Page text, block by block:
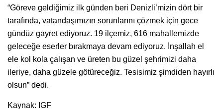
“Göreve geldiğimiz ilk günden beri Denizli’mizin dört bir
tarafında, vatandaşımızın sorunlarını çözmek için gece
gündüz gayret ediyoruz. 19 ilçemiz, 616 mahallemizde
geleceğe eserler bırakmaya devam ediyoruz. İnşallah el
ele kol kola çalışan ve üreten bu güzel şehrimizi daha
ileriye, daha güzele götüreceğiz. Tesisimiz şimdiden hayırlı
olsun” dedi.
Kaynak: IGF